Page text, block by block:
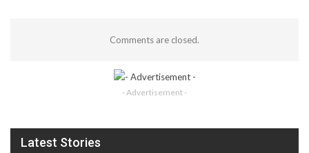
Comments are closed.
- Advertisement -
Latest Stories